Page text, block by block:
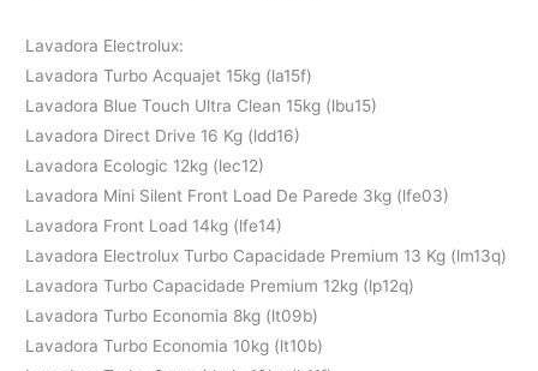
Lavadora Electrolux:
Lavadora Turbo Acquajet 15kg (la15f)
Lavadora Blue Touch Ultra Clean 15kg (lbu15)
Lavadora Direct Drive 16 Kg (ldd16)
Lavadora Ecologic 12kg (lec12)
Lavadora Mini Silent Front Load De Parede 3kg (lfe03)
Lavadora Front Load 14kg (lfe14)
Lavadora Electrolux Turbo Capacidade Premium 13 Kg (lm13q)
Lavadora Turbo Capacidade Premium 12kg (lp12q)
Lavadora Turbo Economia 8kg (lt09b)
Lavadora Turbo Economia 10kg (lt10b)